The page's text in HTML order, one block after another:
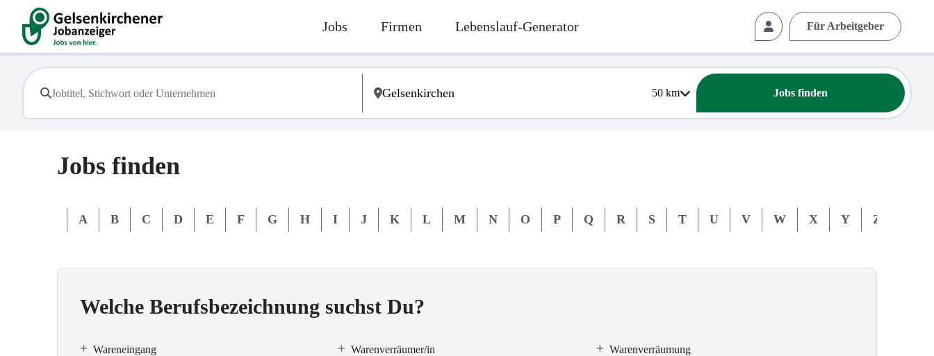
Jobs Firmen Lebenslauf-Generator Für Arbeitgeber
50km Jobs finden
Jobs finden
A B C D E F G H I J K L M N O P Q R S T U V W X Y Z
Welche Berufsbezeichnung suchst Du?
Wareneingang Warenverräumer/in
Warenverräumung